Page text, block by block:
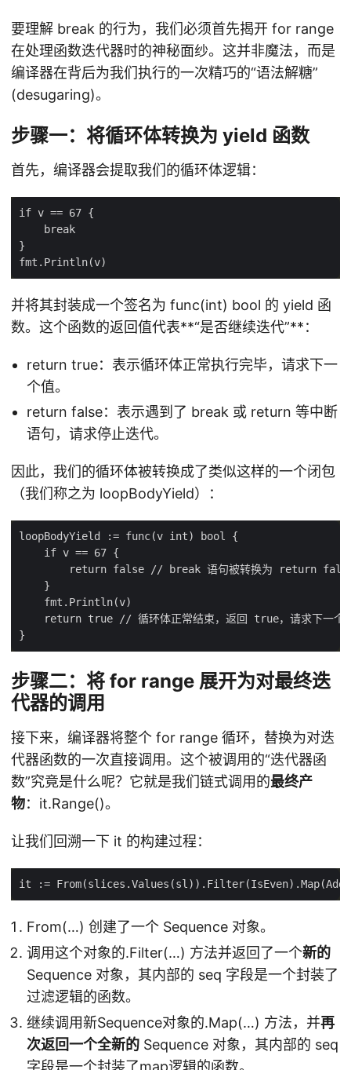
要理解 break 的行为，我们必须首先揭开 for range
在处理函数迭代器时的神秘面纱。这并非魔法，而是
编译器在背后为我们执行的一次精巧的“语法解糖”
(desugaring)。
步骤一：将循环体转换为 yield 函数
首先，编译器会提取我们的循环体逻辑：
并将其封装成一个签名为 func(int) bool 的 yield 函
数。这个函数的返回值代表**“是否继续迭代”**：
return true：表示循环体正常执行完毕，请求下一
个值。
return false：表示遇到了 break 或 return 等中断
语句，请求停止迭代。
因此，我们的循环体被转换成了类似这样的一个闭包
（我们称之为 loopBodyYield）：
步骤二：将 for range 展开为对最终迭
代器的调用
接下来，编译器将整个 for range 循环，替换为对迭
代器函数的一次直接调用。这个被调用的“迭代器函
数”究竟是什么呢？它就是我们链式调用的最终产
物：it.Range()。
让我们回溯一下 it 的构建过程：
From(…) 创建了一个 Sequence 对象。
调用这个对象的.Filter(…) 方法并返回了一个新的
Sequence 对象，其内部的 seq 字段是一个封装了
过滤逻辑的函数。
继续调用新Sequence对象的.Map(…) 方法，并再
次返回一个全新的 Sequence 对象，其内部的 seq
字段是一个封装了map逻辑的函数。